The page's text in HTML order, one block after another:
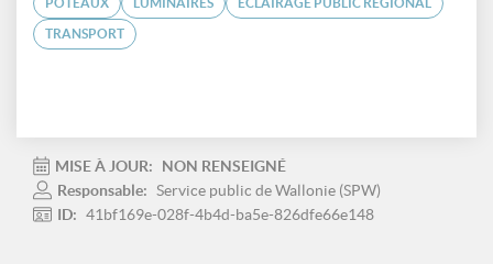
TRANSPORT
MISE À JOUR:
NON RENSEIGNÉ
Responsable: Service public de Wallonie (SPW)
ID: 41bf169e-028f-4b4d-ba5e-826dfe66e148